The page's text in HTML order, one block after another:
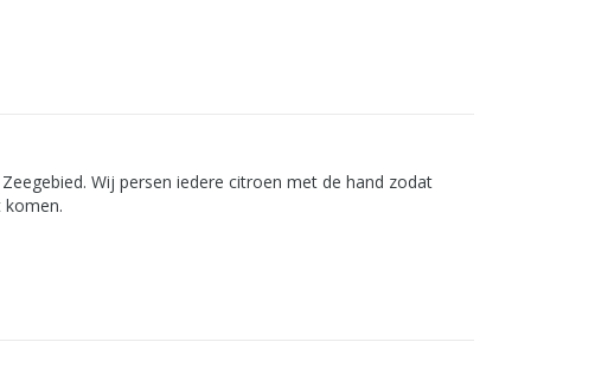
Wij persen iedere citroen met de hand zodat
komen.